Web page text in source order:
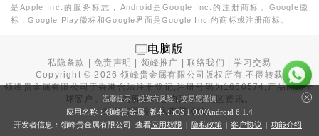
是Apple Inc.的服务标志，Android是Google Inc.的注册商标。Google徽
标，Google Play徽标和Google界面是Google Inc.的商标或注册商标。
电脑版
私隐条款 |免责声明 领峰推广 |联络我们 |学习交易
Copyright ©2026 领峰贵金属有限公司版权所有,不得转载
领峰贵金属有限公司于香港合法注册登记,注册号码为1660574,产品面向全
球客户。本站内所有内容均为香港地区资讯。
投资有风险，入市需谨慎。
温馨提示：投资有风险，交易需谨慎
应用名称：领峰贵金属 版本：iOS 1.0.0/Android 6.1.4
开发者信息：领峰贵金属有限公司 查看应用权限 | 隐私政策 | 客户协议 | 功能介绍